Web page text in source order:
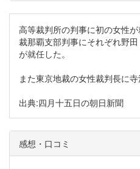
高等裁判所の判事に初の女性
裁那覇支部判事にそれぞれ
が就任した。
また東京地裁の女性裁判長に
出典:四月十五日の朝日新聞
感想・口コミ